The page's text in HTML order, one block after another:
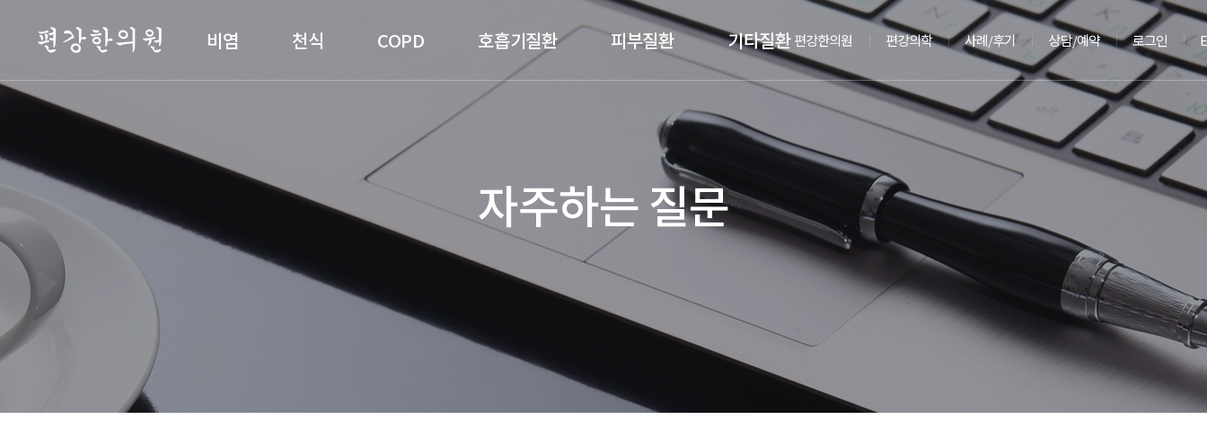
편강한의원 비염 천식 COPD 호흡기질환 피부질환 기타질환 편강한의원 편강의학 사례/후기 상담/예약 로그인
자주하는 질문